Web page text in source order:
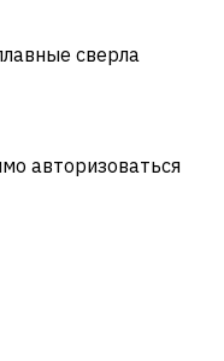
сверла
авторизоваться